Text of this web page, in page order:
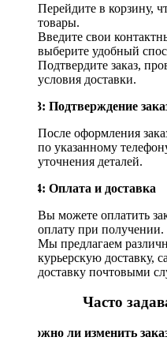
Перейдите в корзину,
товары.
Введите свои
выберите удобный
Подтвердите заказ,
условия доставки.
Шаг 3: Подтверждение
После оформления
по указанному
уточнения деталей.
Шаг 4: Оплата и доставка
Вы можете оплатить
оплату при получении.
Мы предлагаем
курьерскую доставку,
доставку почтовыми
Часто
Возможно ли изменить